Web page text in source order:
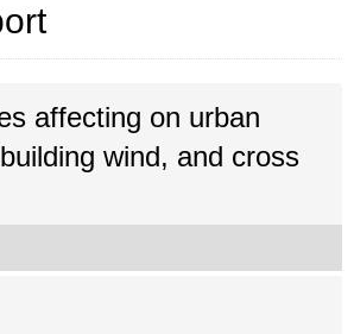
affecting on urban
wind, and cross